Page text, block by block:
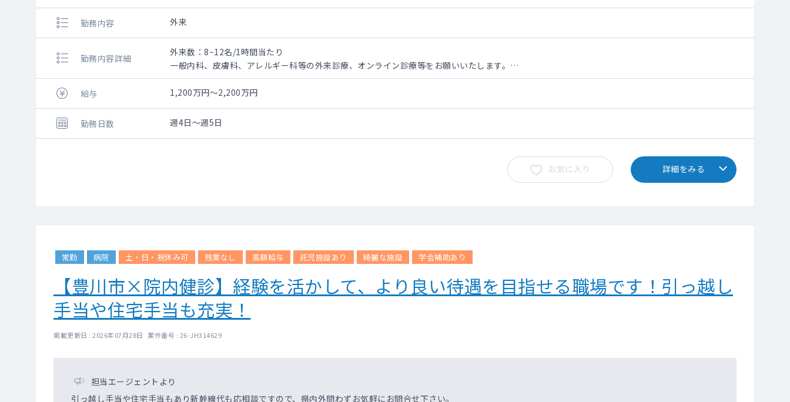
勤務内容 外来
勤務内容詳細
外来数：8~12名/1時間当たり
一般内科、皮膚科、アレルギー科等の外来診療、オンライン診療等をお願いいたします。
◇外来診療
└ 診療体制：1～3診制 ※所属院による
└ 主な患者層：50代以下のビジネスマンや近隣住民等（50代以下が患者全体の9割）
保険診療9割以上
◇ オンライン診療：混雑度に応じて各院に割り振りとなるため、お願いする場合がございます。
安定した集患ができている院であれば対面診療が主となります。
◇ 専門外来：相談可
※内視鏡や気管支鏡等の機器を必要とするものは検討不可
※開設可能な院は現時点では限られるため、勤務院・対象患者数・コマ数については要相談 ※集患ができるまでは、専門外来の枠の中で通常の外来
も実施いただきます
◇ 検査機器：心電図、HbA1C迅速測定器、ビジュアルリーダー、等
一部の院でレントゲン・エコーあり
《その他》
給与 1,200万円～2,200万円
勤務日数 週4日～週5日
お気に入り 詳細をみる
常勤 病院 土・日・祝休み可 残業なし 高額給与 託児施設あり 綺麗な施設 学会補助あり
【豊川市×院内健診】経験を活かして、より良い待遇を目指せる職場です！引っ越し
手当や住宅手当も充実！
掲載更新日 : 2026年07月28日 案件番号 : 26-JH314629
担当エージェントより
引っ越し手当や住宅手当もあり新幹線代も応相談ですので、県内外問わずお気軽にお問合せ下さい。